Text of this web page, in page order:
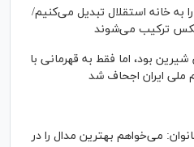
را به خانه استقلال تبدیل می‌کنیم/
بود، اما فقط به قهرمانی با
ملی ایران اجحاف شد
می‌خواهم بهترین مدال را در